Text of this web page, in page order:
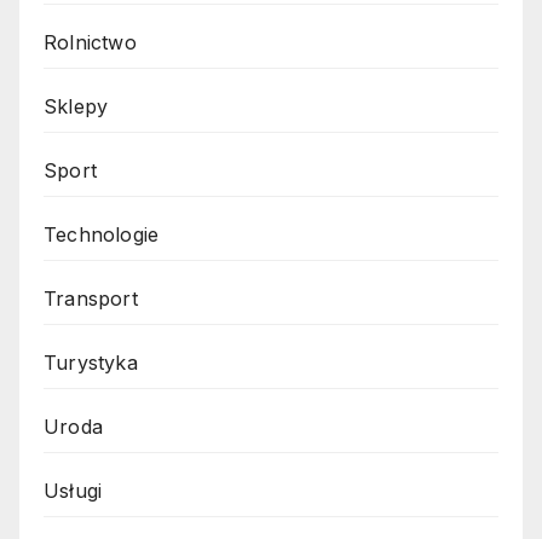
Rolnictwo
Sklepy
Sport
Technologie
Transport
Turystyka
Uroda
Usługi